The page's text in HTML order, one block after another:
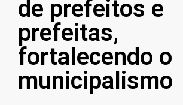
de prefeitos e
prefeitas,
fortalecendo o
municipalismo